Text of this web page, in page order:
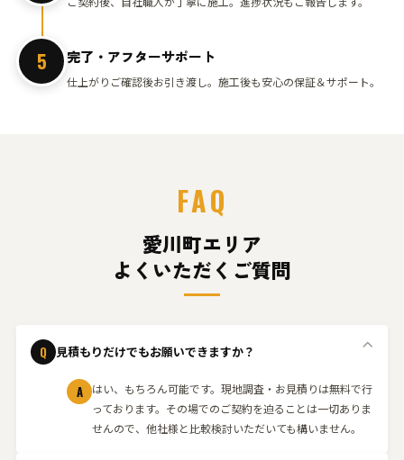
5 完了・アフターサポート
仕上がりご確認後お引き渡し。施工後も安心の保証＆サポート。
FAQ
愛川町エリア
よくいただくご質問
Q 見積もりだけでもお願いできますか？
A
はい、もちろん可能です。現地調査・お見積りは無料で行
っております。その場でのご契約を迫ることは一切ありま
せんので、他社様と比較検討いただいても構いません。